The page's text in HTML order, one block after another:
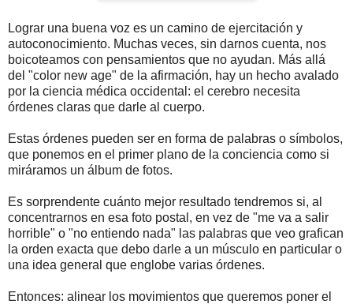
Lograr una buena voz es un camino de ejercitación y
autoconocimiento. Muchas veces, sin darnos cuenta, nos
boicoteamos con pensamientos que no ayudan. Más allá
del "color new age" de la afirmación, hay un hecho avalado
por la ciencia médica occidental: el cerebro necesita
órdenes claras que darle al cuerpo.
Estas órdenes pueden ser en forma de palabras o símbolos,
que ponemos en el primer plano de la conciencia como si
miráramos un álbum de fotos.
Es sorprendente cuánto mejor resultado tendremos si, al
concentrarnos en esa foto postal, en vez de "me va a salir
horrible" o "no entiendo nada" las palabras que veo grafican
la orden exacta que debo darle a un músculo en particular o
una idea general que englobe varias órdenes.
Entonces: alinear los movimientos que queremos poner el